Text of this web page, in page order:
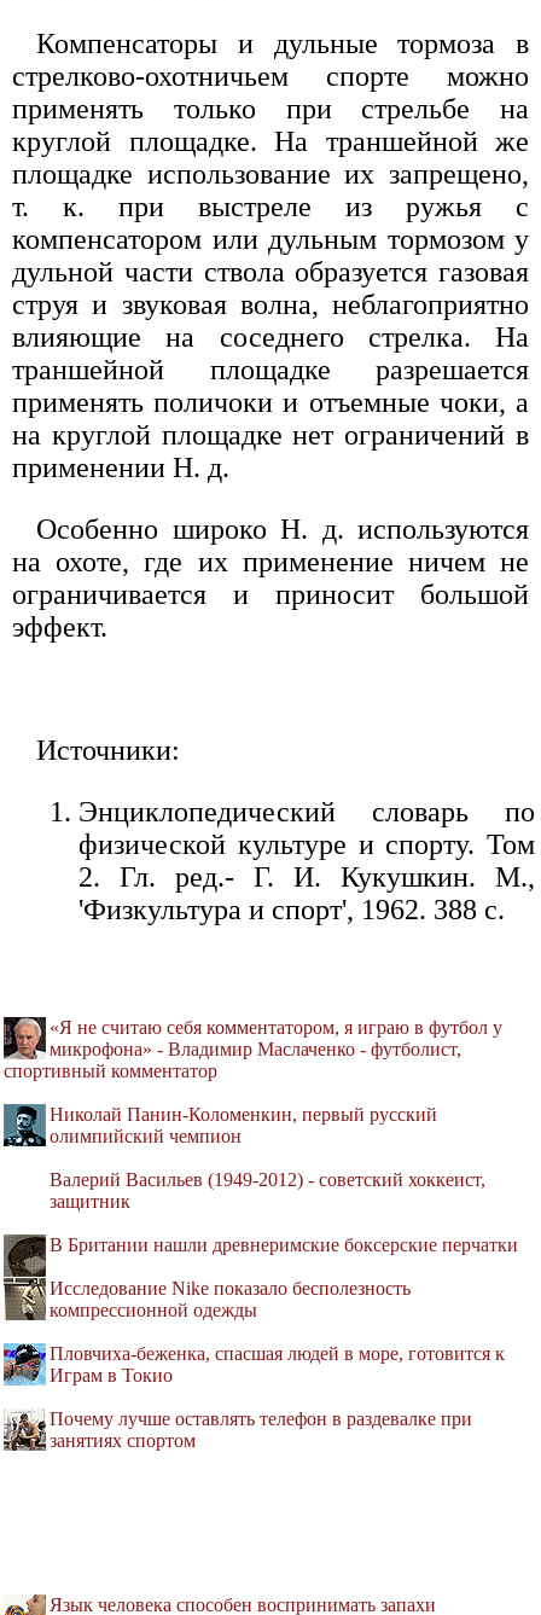
Компенсаторы и дульные тормоза в
стрелково-охотничьем спорте можно
применять только при стрельбе на
круглой площадке. На траншейной же
площадке использование их запрещено,
т. к. при выстреле из ружья с
компенсатором или дульным тормозом у
дульной части ствола образуется газовая
струя и звуковая волна, неблагоприятно
влияющие на соседнего стрелка. На
траншейной площадке разрешается
применять поличоки и отъемные чоки, а
на круглой площадке нет ограничений в
применении Н. д.
Особенно широко Н. д. используются
на охоте, где их применение ничем не
ограничивается и приносит большой
эффект.
Источники:
Энциклопедический словарь по
физической культуре и спорту. Том
2. Гл. ред.- Г. И. Кукушкин. М.,
'Физкультура и спорт', 1962. 388 с.
«Я не считаю себя комментатором, я играю в футбол у
микрофона» - Владимир Маслаченко - футболист,
спортивный комментатор
Николай Панин-Коломенкин, первый русский
олимпийский чемпион
Валерий Васильев (1949-2012) - советский хоккеист,
защитник
В Британии нашли древнеримские боксерские перчатки
Исследование Nike показало бесполезность
компрессионной одежды
Пловчиха-беженка, спасшая людей в море, готовится к
Играм в Токио
Почему лучше оставлять телефон в раздевалке при
занятиях спортом
Язык человека способен воспринимать запахи